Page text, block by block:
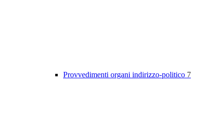
Provvedimenti organi indirizzo-politico 7